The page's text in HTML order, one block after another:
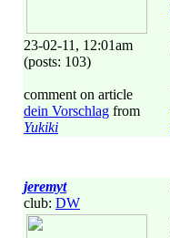
23-02-11, 12:01am
(posts: 103)
comment on article
dein Vorschlag from
Yukiki
jeremyt
club: DW